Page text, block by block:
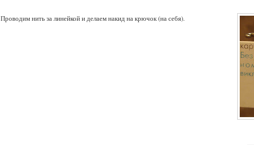
Проводим нить за линейкой и делаем накид на крючок (на себя).